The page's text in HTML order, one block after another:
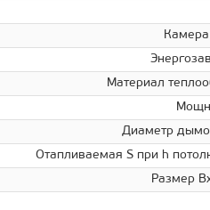
Камера
Материал
Диаметр
Отапливаемая S при h
Размер